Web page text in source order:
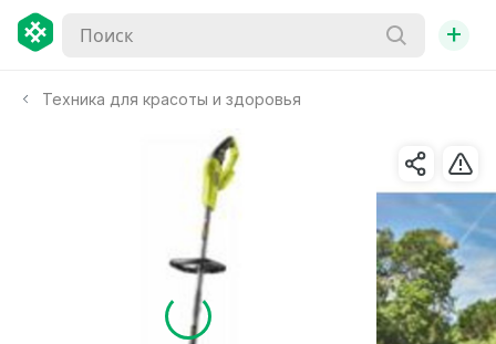
+
Техника для красоты и здоровья